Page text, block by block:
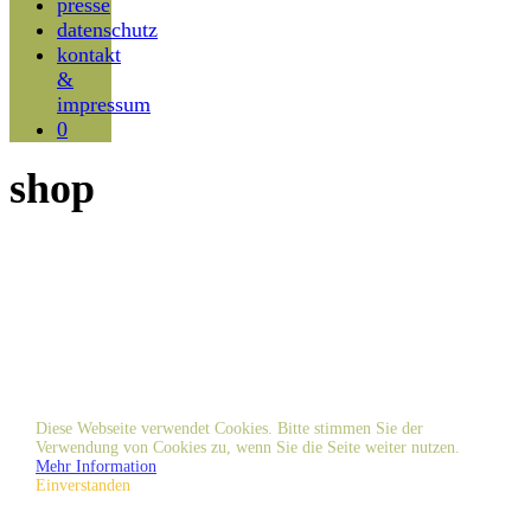
presse
datenschutz
kontakt
&
impressum
0
shop
Diese Webseite verwendet Cookies. Bitte stimmen Sie der
Verwendung von Cookies zu, wenn Sie die Seite weiter nutzen.
Mehr Information
Einverstanden